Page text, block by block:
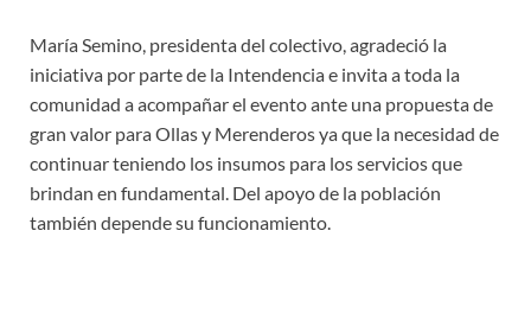
María Semino, presidenta del colectivo, agradeció la
iniciativa por parte de la Intendencia e invita a toda la
comunidad a acompañar el evento ante una propuesta de
gran valor para Ollas y Merenderos ya que la necesidad de
continuar teniendo los insumos para los servicios que
brindan en fundamental. Del apoyo de la población
también depende su funcionamiento.